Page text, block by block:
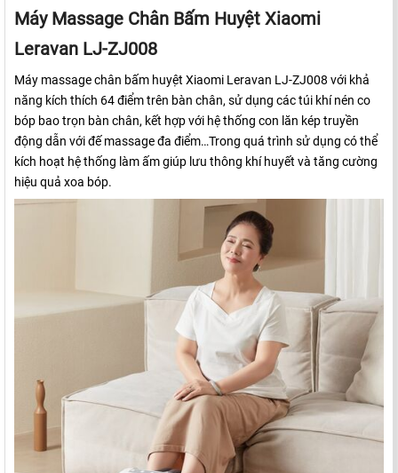
Máy Massage Chân Bấm Huyệt Xiaomi
Leravan LJ-ZJ008
Máy massage chân bấm huyệt Xiaomi Leravan LJ-ZJ008 với khả
năng kích thích 64 điểm trên bàn chân, sử dụng các túi khí nén co
bóp bao trọn bàn chân, kết hợp với hệ thống con lăn kép truyền
động dẫn với đế massage đa điểm…Trong quá trình sử dụng có thể
kích hoạt hệ thống làm ấm giúp lưu thông khí huyết và tăng cường
hiệu quả xoa bóp.